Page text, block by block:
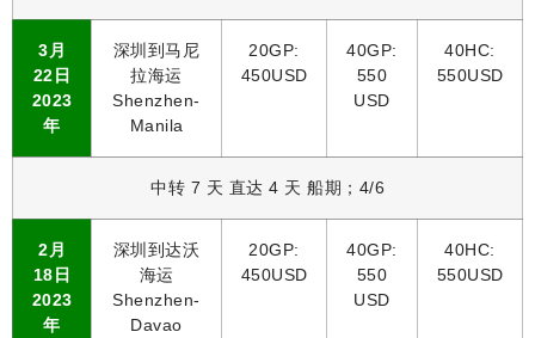
3月
22日
2023
年
深圳到马尼
拉海运
Shenzhen-
Manila
20GP:
450USD
40GP:
550
USD
40HC:
550USD
中转 7 天 直达 4 天 船期；4/6
2月
18日
2023
年
深圳到达沃
海运
Shenzhen-
Davao
20GP:
450USD
40GP:
550
USD
40HC:
550USD